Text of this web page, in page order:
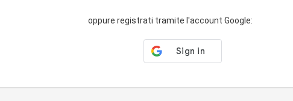
oppure registrati tramite l'account Google: